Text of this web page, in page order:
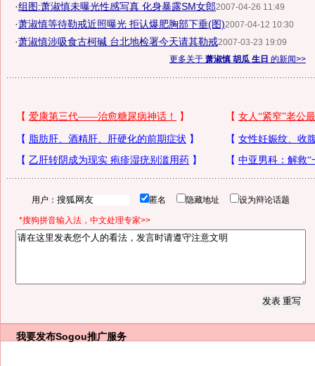
·组图:萧淑慎未曝光性感写真 化身暴露SM女郎2007-04-26 11:49
·萧淑慎等待勒戒近照曝光 拒认爆肥胸部下垂(图)2007-04-12 10:30
·萧淑慎涉吸食古柯碱 台北地检署今天请其勒戒2007-03-23 19:09
更多关于 萧淑慎 胡瓜 生日 的新闻>>
用户： 匿名 隐藏地址 设为辩论话题
*搜狗拼音输入法，中文处理专家>>
我要发布Sogou推广服务